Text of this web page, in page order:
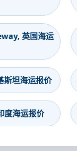
英国海运
坦海运报价
度海运报价